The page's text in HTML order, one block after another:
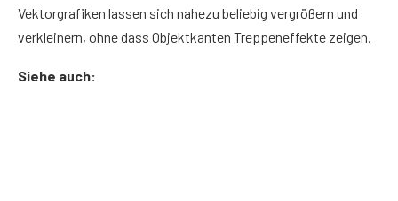
Vektorgrafiken lassen sich nahezu beliebig vergrößern und
verkleinern, ohne dass Objektkanten Treppeneffekte zeigen.
Siehe auch: